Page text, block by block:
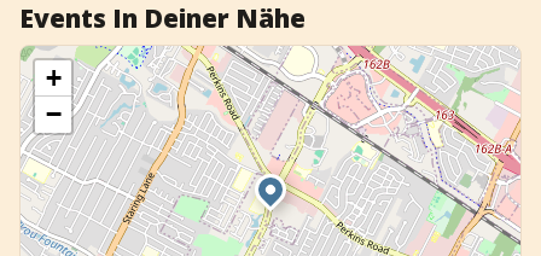
Events In Deiner Nähe
+
−